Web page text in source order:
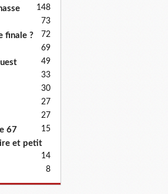
148
73
finale ? 72
69
49
33
30
27
27
67 15
et petit
14
8